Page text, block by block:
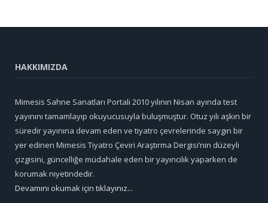
HAKKIMIZDA
Mimesis Sahne Sanatları Portali 2010 yılının Nisan ayında test
yayınını tamamlayıp okuyucusuyla buluşmuştur. Otuz yılı aşkın bir
süredir yayınına devam eden ve tiyatro çevrelerinde saygın bir
yer edinen Mimesis Tiyatro Çeviri Araştırma Dergisi’nin düzeyli
çizgisini, güncelliğe müdahale eden bir yayıncılık yaparken de
korumak niyetindedir.
Devamını okumak için tıklayınız...